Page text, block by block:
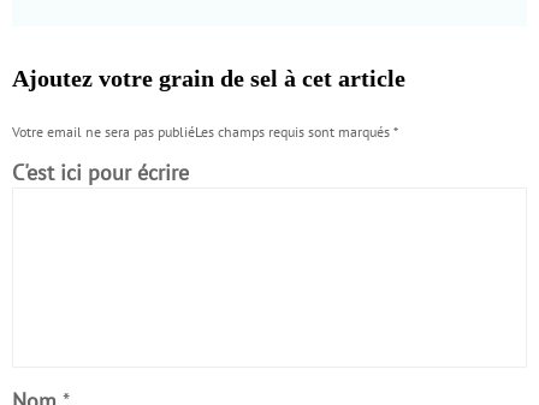
Ajoutez votre grain de sel à cet article
Votre email ne sera pas publiéLes champs requis sont marqués *
C'est ici pour écrire